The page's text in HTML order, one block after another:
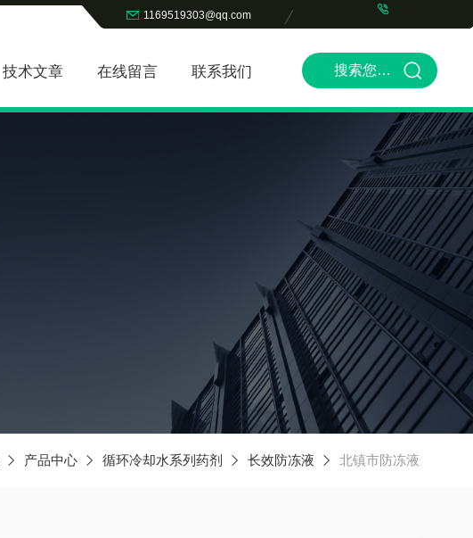
1169519303@qq.com
技术文章 在线留言 联系我们
产品中心 循环冷却水系列药剂 长效防冻液 北镇市防冻液